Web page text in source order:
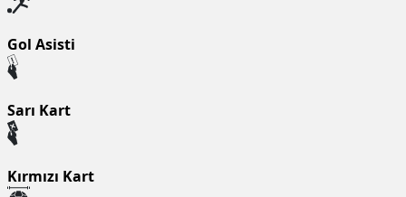
Gol Asisti
Sarı Kart
Kırmızı Kart